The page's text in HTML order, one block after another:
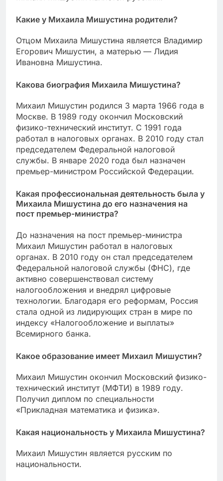
Какие у Михаила Мишустина родители?
Отцом Михаила Мишустина является Владимир
Егорович Мишустин, а матерью — Лидия
Ивановна Мишустина.
Какова биография Михаила Мишустина?
Михаил Мишустин родился 3 марта 1966 года в
Москве. В 1989 году окончил Московский
физико-технический институт. С 1991 года
работал в налоговых органах. В 2010 году стал
председателем Федеральной налоговой
службы. В январе 2020 года был назначен
премьер-министром Российской Федерации.
Какая профессиональная деятельность была у
Михаила Мишустина до его назначения на
пост премьер-министра?
До назначения на пост премьер-министра
Михаил Мишустин работал в налоговых
органах. В 2010 году он стал председателем
Федеральной налоговой службы (ФНС), где
активно совершенствовал систему
налогообложения и внедрял цифровые
технологии. Благодаря его реформам, Россия
стала одной из лидирующих стран в мире по
индексу «Налогообложение и выплаты»
Всемирного банка.
Какое образование имеет Михаил Мишустин?
Михаил Мишустин окончил Московский физико-
технический институт (МФТИ) в 1989 году.
Получил диплом по специальности
«Прикладная математика и физика».
Какая национальность у Михаила Мишустина?
Михаил Мишустин является русским по
национальности.